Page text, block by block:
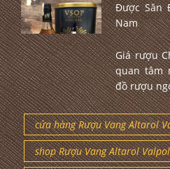
Được Săn
Nam
Giá rượu
quan tâm
đồ rượu
cửa hàng Rượu Vang Altarol
shop Rượu Vang Altarol